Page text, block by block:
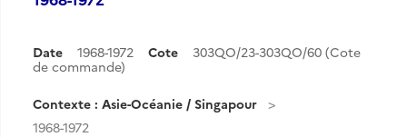
Date 1968-1972 Cote
303QO/23-303QO/60 (Cote
de commande)
Contexte : Asie-Océanie / Singapour
1968-1972